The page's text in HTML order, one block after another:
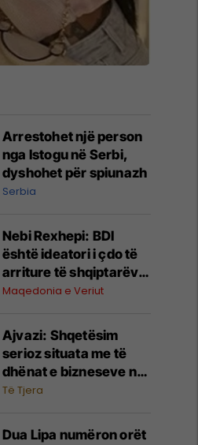
Arrestohet një person
nga Istogu në Serbi,
dyshohet për spiunazh
Serbia
Nebi Rexhepi: BDI
është ideatori i çdo të
arriture të shqiptarëve
në Maqedoninë e
Maqedonia e Veriut
Ajvazi: Shqetësim
serioz situata me të
dhënat e bizneseve në
faqen e ARBK-së
Të Tjera
Dua Lipa numëron orët